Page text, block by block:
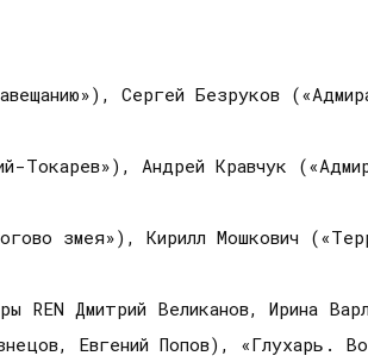
Сергей Безруков
Токарев»), Андрей Кравчук
змея»), Кирилл Мошкович
REN Дмитрий Великанов, Ирина
Евгений Попов), «Глухарь.